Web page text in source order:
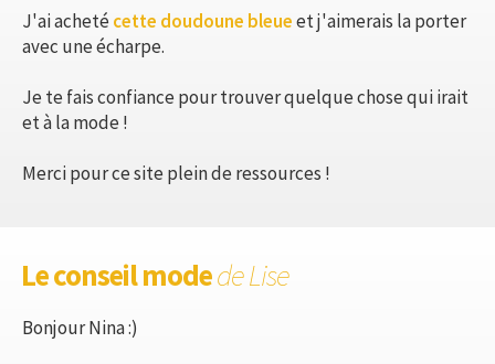
J'ai achetécette doudoune bleueet j'aimerais la porter
avec une écharpe.
Je te fais confiance pour trouver quelque chose qui irait
et à la mode !
Merci pour ce site plein de ressources !
Le conseil modede Lise
Bonjour Nina :)